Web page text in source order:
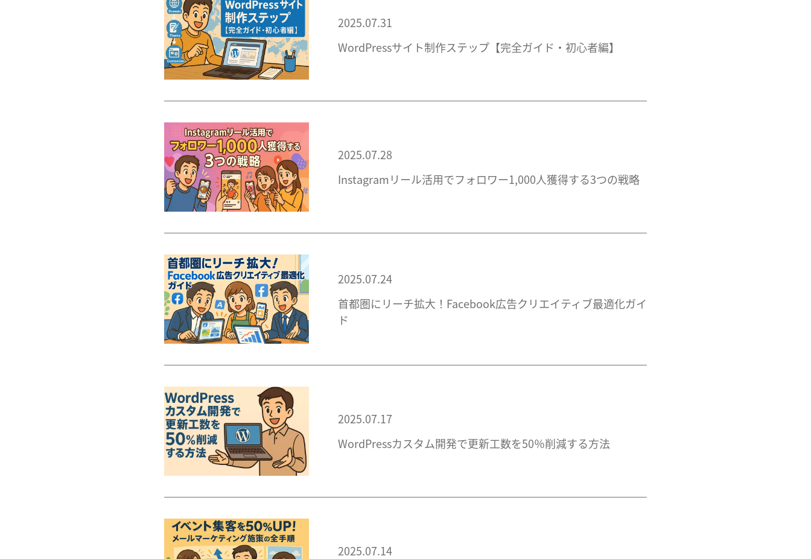
2025.07.31
WordPressサイト制作ステップ【完全ガイド・初心者編】
2025.07.28
Instagramリール活用でフォロワー1,000人獲得する3つの戦略
2025.07.24
首都圏にリーチ拡大！Facebook広告クリエイティブ最適化ガイ
ド
2025.07.17
WordPressカスタム開発で更新工数を50％削減する方法
2025.07.14